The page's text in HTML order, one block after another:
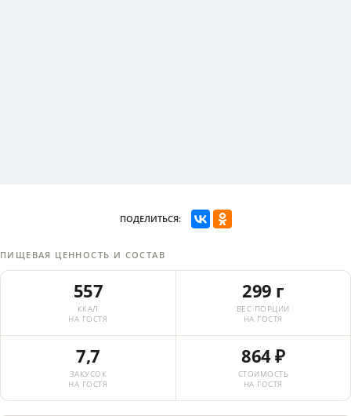
ПОДЕЛИТЬСЯ:
ПИЩЕВАЯ ЦЕННОСТЬ И СОСТАВ
557
ККАЛ
НА ГОСТЯ
299 г
ВЕС ПОРЦИИ
НА ГОСТЯ
7,7
ЗАКУСОК
НА ГОСТЯ
864 ₽
СТОИМОСТЬ
НА ГОСТЯ